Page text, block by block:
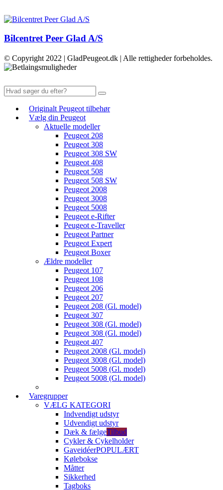
Bilcentret Peer Glad A/S
© Copyright 2022 | GladPeugeot.dk | Alle rettigheder forbeholdes.
Originalt Peugeot tilbehør
Vælg din Peugeot
Aktuelle modeller
Peugeot 208
Peugeot 308
Peugeot 308 SW
Peugeot 408
Peugeot 508
Peugeot 508 SW
Peugeot 2008
Peugeot 3008
Peugeot 5008
Peugeot e-Rifter
Peugeot e-Traveller
Peugeot Partner
Peugeot Expert
Peugeot Boxer
Ældre modeller
Peugeot 107
Peugeot 108
Peugeot 206
Peugeot 207
Peugeot 208 (Gl. model)
Peugeot 307
Peugeot 308 (Gl. model)
Peugeot 308 (Gl. model)
Peugeot 407
Peugeot 2008 (Gl. model)
Peugeot 3008 (Gl. model)
Peugeot 5008 (Gl. model)
Peugeot 5008 (Gl. model)
Varegrupper
VÆLG KATEGORI
Indvendigt udstyr
Udvendigt udstyr
Dæk & fælgeTilbud
Cykler & Cykelholder
GaveidéerPOPULÆRT
Kølebokse
Måtter
Sikkerhed
Tagboks